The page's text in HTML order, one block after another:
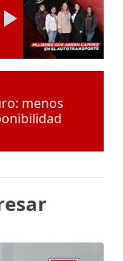
menos